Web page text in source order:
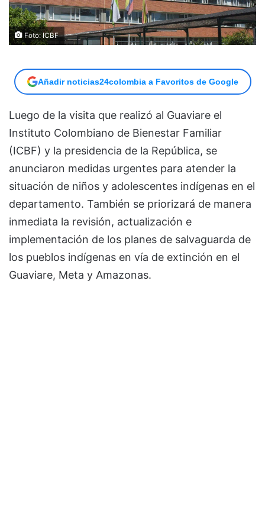
Foto: ICBF
Añadir noticias24colombia a Favoritos de Google
Luego de la visita que realizó al Guaviare el
Instituto Colombiano de Bienestar Familiar
(ICBF) y la presidencia de la República, se
anunciaron medidas urgentes para atender la
situación de niños y adolescentes indígenas en el
departamento. También se priorizará de manera
inmediata la revisión, actualización e
implementación de los planes de salvaguarda de
los pueblos indígenas en vía de extinción en el
Guaviare, Meta y Amazonas.